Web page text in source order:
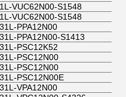
VUC62N00-S1548
VUC62N00-S1548
PPA12N00
PPA12N00-S1413
PSC12K52
PSC12N00
PSC12N00
PSC12N00E
VPA12N00